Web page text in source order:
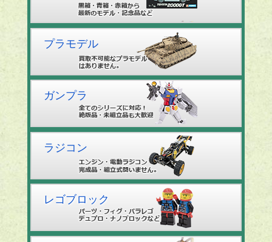
プラモデル
ガンプラ
ラジコン
レゴブロック